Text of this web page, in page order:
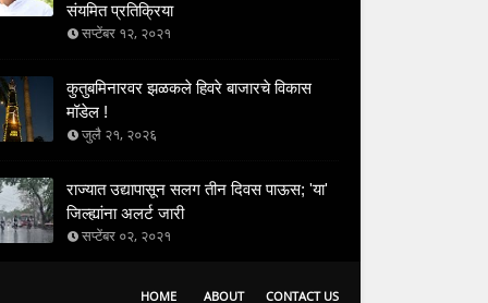
संयमित प्रतिक्रिया
सप्टेंबर १२, २०२१
कुतुबमिनारवर झळकले हिवरे बाजारचे विकास
मॉडेल !
जुलै २१, २०२६
राज्यात उद्यापासून सलग तीन दिवस पाऊस; 'या'
जिल्ह्यांना अलर्ट जारी
सप्टेंबर ०२, २०२१
HOME ABOUT CONTACT US